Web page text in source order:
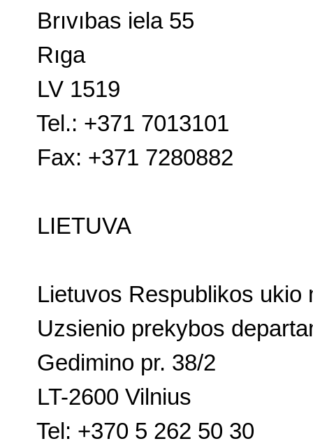
Brıvıbas iela 55
Rıga
LV 1519
Tel.: +371 7013101
Fax: +371 7280882
LIETUVA
Lietuvos Respublikos ukio
Uzsienio prekybos
Gedimino pr. 38/2
LT-2600 Vilnius
Tel: +370 5 262 50 30